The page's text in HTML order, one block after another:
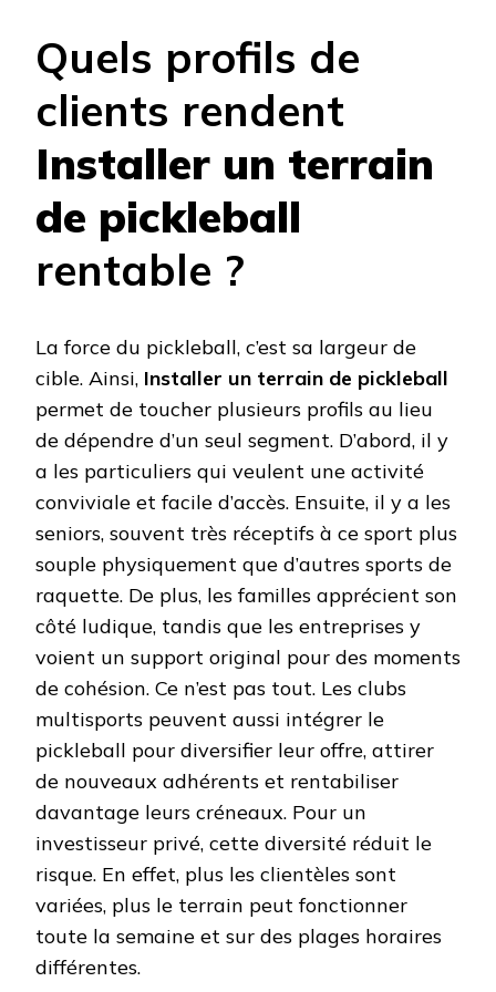
Quels profils de
clients rendent
Installer un terrain
de pickleball
rentable ?
La force du pickleball, c’est sa largeur de
cible. Ainsi, Installer un terrain de pickleball
permet de toucher plusieurs profils au lieu
de dépendre d’un seul segment. D’abord, il y
a les particuliers qui veulent une activité
conviviale et facile d’accès. Ensuite, il y a les
seniors, souvent très réceptifs à ce sport plus
souple physiquement que d’autres sports de
raquette. De plus, les familles apprécient son
côté ludique, tandis que les entreprises y
voient un support original pour des moments
de cohésion. Ce n’est pas tout. Les clubs
multisports peuvent aussi intégrer le
pickleball pour diversifier leur offre, attirer
de nouveaux adhérents et rentabiliser
davantage leurs créneaux. Pour un
investisseur privé, cette diversité réduit le
risque. En effet, plus les clientèles sont
variées, plus le terrain peut fonctionner
toute la semaine et sur des plages horaires
différentes.